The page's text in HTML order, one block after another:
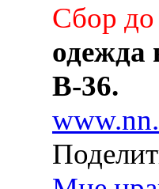
Сбор до
одежда
В-36.